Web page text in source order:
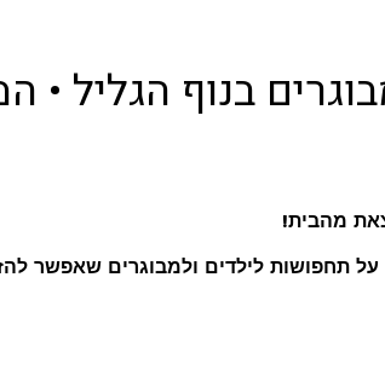
בנוף הגליל
מהבית!
תחפושות לילדים ולמבוגרים שאפשר